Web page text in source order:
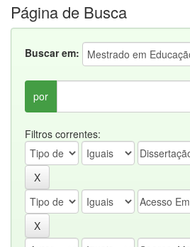
Página de Busca
Buscar em:
por
Filtros correntes: